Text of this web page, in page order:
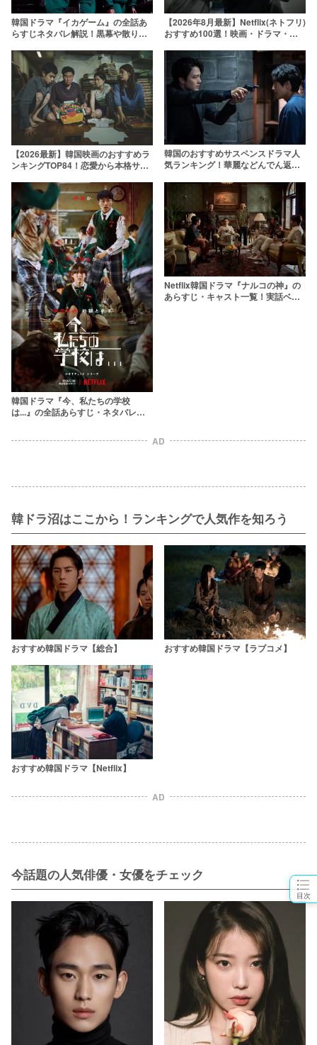
目次
韓国ドラマ『イカゲーム』の全話あ
らすじネタバレ解説！黒幕や散りば
【2026年8月最新】Netflix(ネトフリ)
おすすめ100選！映画・ドラマ・ア
【2026最新】韓国映画のおすすめラ
ンキングTOP84！恋愛から本格サス
韓国のおすすめサスペンスドラマ人
気ランキング！華麗などんでん返し
韓国ドラマ『今、私たちの学校
は...』の全話あらすじ・ネタバレ！
Netflix韓国ドラマ『ナルコの神』の
あらすじ・キャスト一覧！実話ベー
AD
韓ドラ沼はここから！ランキングで人気作を知ろう
おすすめ韓国ドラマ【総合】 おすすめ韓国ドラマ【ラブコメ】
おすすめ韓国ドラマ【Netflix】
AD
今話題の人気俳優・女優をチェック